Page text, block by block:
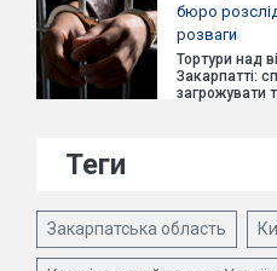
бюро
розваги
Тортури над
Закарпатті:
загрожувати
Теги
Закарпатська область